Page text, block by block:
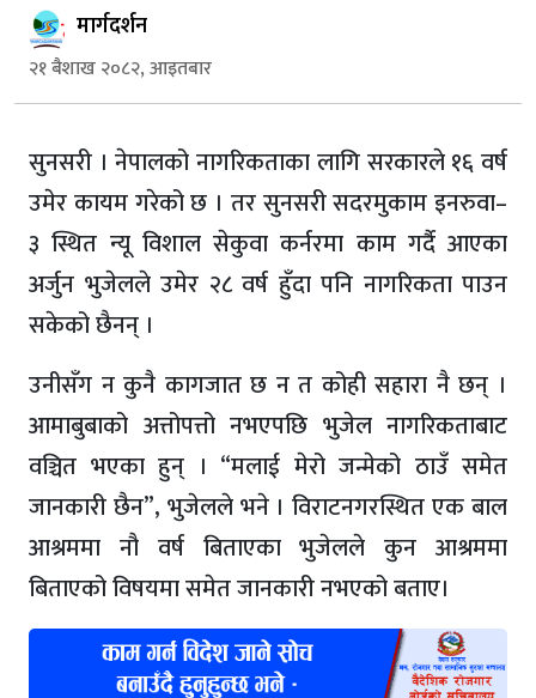
मार्गदर्शन
२१ बैशाख २०८२, आइतबार
सुनसरी । नेपालको नागरिकताका लागि सरकारले १६ वर्ष
उमेर कायम गरेको छ । तर सुनसरी सदरमुकाम इनरुवा–
३ स्थित न्यू विशाल सेकुवा कर्नरमा काम गर्दै आएका
अर्जुन भुजेलले उमेर २८ वर्ष हुँदा पनि नागरिकता पाउन
सकेको छैनन् ।
उनीसँग न कुनै कागजात छ न त कोही सहारा नै छन् ।
आमाबुबाको अत्तोपत्तो नभएपछि भुजेल नागरिकताबाट
वञ्चित भएका हुन् । “मलाई मेरो जन्मेको ठाउँ समेत
जानकारी छैन”, भुजेलले भने । विराटनगरस्थित एक बाल
आश्रममा नौ वर्ष बिताएका भुजेलले कुन आश्रममा
बिताएको विषयमा समेत जानकारी नभएको बताए।